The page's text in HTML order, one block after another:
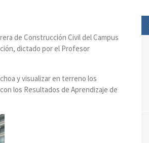
de Construcción Civil del Campus
dictado por el Profesor
y visualizar en terreno los
los Resultados de Aprendizaje de